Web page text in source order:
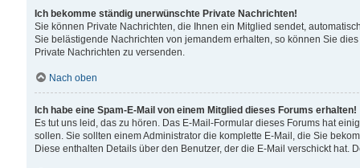
Ich bekomme ständig unerwünschte Private Nachrichten!
Sie können Private Nachrichten, die Ihnen ein Mitglied sendet,
Sie belästigende Nachrichten von jemandem erhalten, so können Sie
Private Nachrichten zu versenden.
Nach oben
Ich habe eine Spam-E-Mail von einem Mitglied dieses Forums erhalten!
Es tut uns leid, das zu hören. Das E-Mail-Formular dieses Forums hat
sollen. Sie sollten einem Administrator die komplette E-Mail, die Sie
Diese enthalten Details über den Benutzer, der die E-Mail verschickt hat.